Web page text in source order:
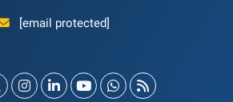
[email protected]